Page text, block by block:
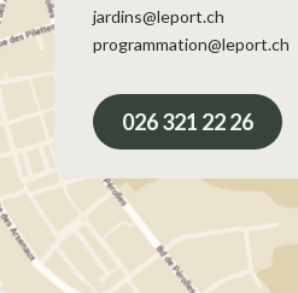
jardins@leport.ch
programmation@leport.ch
026 321 22 26